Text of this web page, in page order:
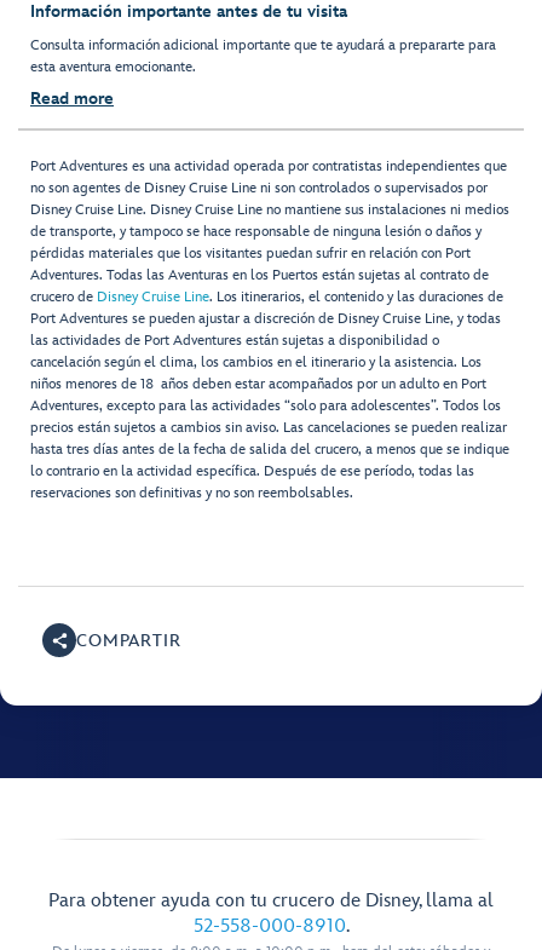
Información importante antes de tu visita
Consulta información adicional importante que te ayudará a prepararte para
esta aventura emocionante.
Read more
Port Adventures es una actividad operada por contratistas independientes que
no son agentes de Disney Cruise Line ni son controlados o supervisados por
Disney Cruise Line. Disney Cruise Line no mantiene sus instalaciones ni medios
de transporte, y tampoco se hace responsable de ninguna lesión o daños y
pérdidas materiales que los visitantes puedan sufrir en relación con Port
Adventures. Todas las Aventuras en los Puertos están sujetas al contrato de
crucero de Disney Cruise Line. Los itinerarios, el contenido y las duraciones de
Port Adventures se pueden ajustar a discreción de Disney Cruise Line, y todas
las actividades de Port Adventures están sujetas a disponibilidad o
cancelación según el clima, los cambios en el itinerario y la asistencia. Los
niños menores de 18 años deben estar acompañados por un adulto en Port
Adventures, excepto para las actividades “solo para adolescentes”. Todos los
precios están sujetos a cambios sin aviso. Las cancelaciones se pueden realizar
hasta tres días antes de la fecha de salida del crucero, a menos que se indique
lo contrario en la actividad específica. Después de ese período, todas las
reservaciones son definitivas y no son reembolsables.
COMPARTIR
Para obtener ayuda con tu crucero de Disney, llama al
52-558-000-8910.